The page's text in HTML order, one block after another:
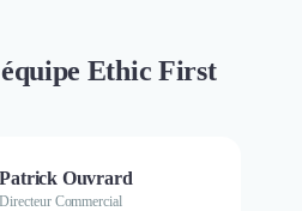
Ethic First
Patrick Ouvrard
Directeur Commercial